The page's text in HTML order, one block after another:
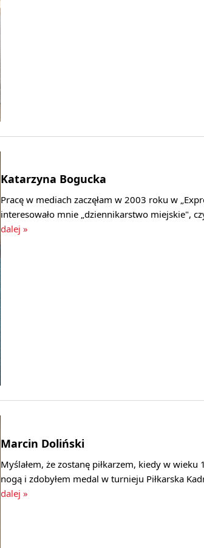
Katarzyna Bogucka
Pracę w mediach zaczęłam w 2003 roku w
interesowało mnie „dziennikarstwo miejskie",
dalej »
Marcin Doliński
Myślałem, że zostanę piłkarzem, kiedy w
nogą i zdobyłem medal w turnieju Piłkarska
dalej »